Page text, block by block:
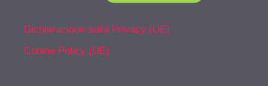
Dichiarazione sulla Privacy (UE)
Cookie Policy (UE)